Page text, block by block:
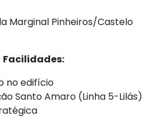
Marginal Pinheiros/Castelo
Facilidades:
no edifício
Santo Amaro (Linha 5-Lilás)